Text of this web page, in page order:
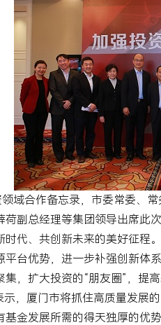
域合作备忘录，市委常委、
副总经理等集团领导出席此次
代、共创新未来的美好征程
台优势，进一步补强创新体
，扩大投资的“朋友圈”，提
，厦门市将抓住高质量发展
金发展所需的得天独厚的优